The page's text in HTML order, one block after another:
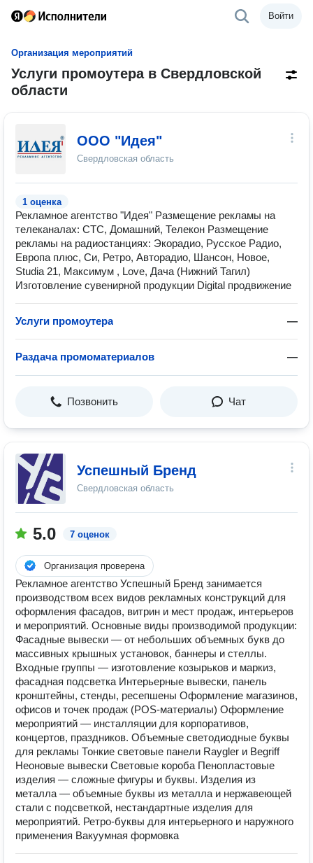
Войти
Организация мероприятий
Услуги промоутера в Свердловской
области
ООО "Идея"
Свердловская область
1 оценка
Рекламное агентство "Идея" Размещение рекламы на
телеканалах: СТС, Домашний, Телекон Размещение
рекламы на радиостанциях: Экорадио, Русское Радио,
Европа плюс, Си, Ретро, Авторадио, Шансон, Новое,
Studia 21, Максимум , Love, Дача (Нижний Тагил)
Изготовление сувенирной продукции Digital продвижение
Услуги промоутера —
Раздача промоматериалов —
Позвонить Чат
Успешный Бренд
Свердловская область
5.0 7 оценок
Организация проверена
Рекламное агентство Успешный Бренд занимается
производством всех видов рекламных конструкций для
оформления фасадов, витрин и мест продаж, интерьеров
и мероприятий. Основные виды производимой продукции:
Фасадные вывески — от небольших объемных букв до
массивных крышных установок, баннеры и стеллы.
Входные группы — изготовление козырьков и маркиз,
фасадная подсветка Интерьерные вывески, панель
кронштейны, стенды, ресепшены Оформление магазинов,
офисов и точек продаж (POS-материалы) Оформление
мероприятий — инсталляции для корпоративов,
концертов, праздников. Объемные светодиодные буквы
для рекламы Тонкие световые панели Raygler и Begriff
Неоновые вывески Световые короба Пенопластовые
изделия — сложные фигуры и буквы. Изделия из
металла — объемные буквы из металла и нержавеющей
стали с подсветкой, нестандартные изделия для
мероприятий. Ретро-буквы для интерьерного и наружного
применения Вакуумная формовка